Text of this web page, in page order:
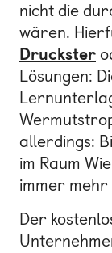
nicht die
wären.
Druckster
Lösungen:
allerdings:
im Raum
immer mehr
Der